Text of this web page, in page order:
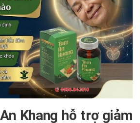
Khang hỗ trợ giảm